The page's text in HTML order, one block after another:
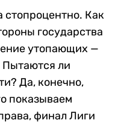
стопроцентно. Как
государства
утопающих —
ли
Да, конечно,
показываем
финал Лиги